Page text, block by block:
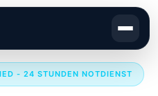
- 24 STUNDEN NOTDIENST